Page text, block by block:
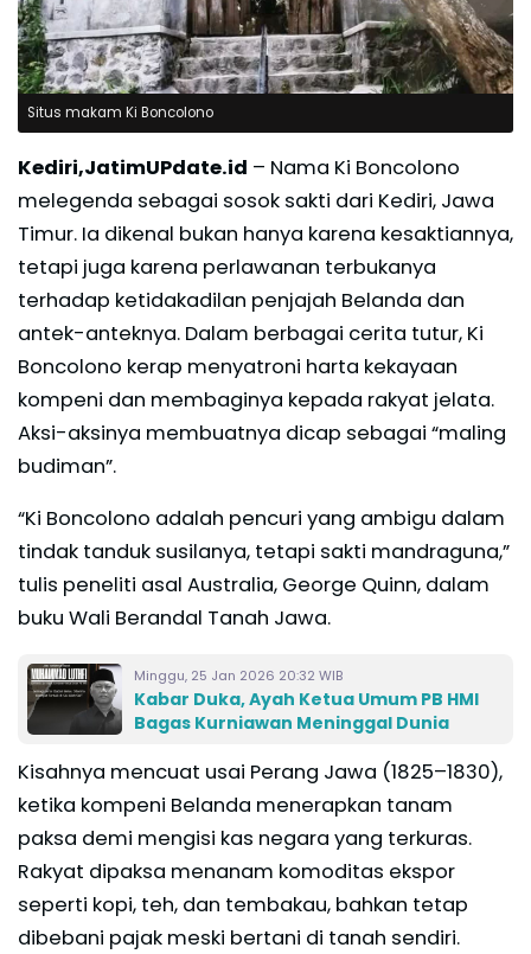
Situs makam Ki Boncolono
Kediri,JatimUPdate.id – Nama Ki Boncolono
melegenda sebagai sosok sakti dari Kediri, Jawa
Timur. Ia dikenal bukan hanya karena kesaktiannya,
tetapi juga karena perlawanan terbukanya
terhadap ketidakadilan penjajah Belanda dan
antek-anteknya. Dalam berbagai cerita tutur, Ki
Boncolono kerap menyatroni harta kekayaan
kompeni dan membaginya kepada rakyat jelata.
Aksi-aksinya membuatnya dicap sebagai “maling
budiman”.
“Ki Boncolono adalah pencuri yang ambigu dalam
tindak tanduk susilanya, tetapi sakti mandraguna,”
tulis peneliti asal Australia, George Quinn, dalam
buku Wali Berandal Tanah Jawa.
Minggu, 25 Jan 2026 20:32 WIB
Kabar Duka, Ayah Ketua Umum PB HMI
Bagas Kurniawan Meninggal Dunia
Kisahnya mencuat usai Perang Jawa (1825–1830),
ketika kompeni Belanda menerapkan tanam
paksa demi mengisi kas negara yang terkuras.
Rakyat dipaksa menanam komoditas ekspor
seperti kopi, teh, dan tembakau, bahkan tetap
dibebani pajak meski bertani di tanah sendiri.